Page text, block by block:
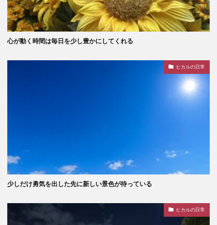
心が動く時間は毎日を少し豊かにしてくれる
ヒカルの日常
少しだけ勇気を出した先に新しい景色が待っている
ヒカルの日常